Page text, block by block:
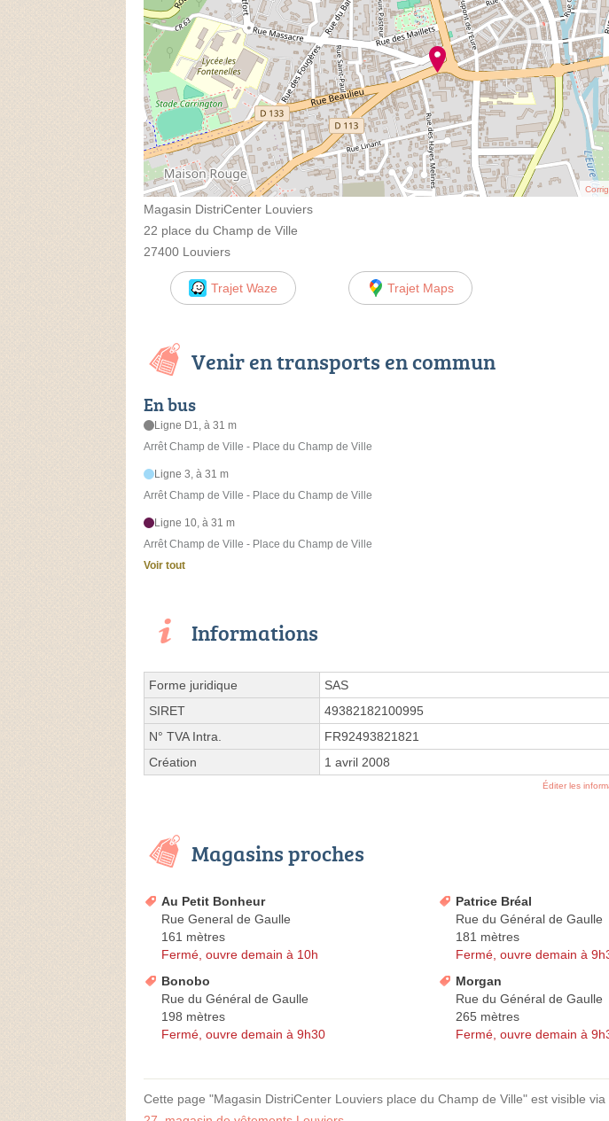
Magasin DistriCenter Louviers
22 place du Champ de Ville
27400 Louviers
Trajet Waze Trajet Maps
Venir en transports en commun
En bus
Ligne D1, à 31 m
Arrêt Champ de Ville - Place du Champ de Ville
Ligne 3, à 31 m
Arrêt Champ de Ville - Place du Champ de Ville
Ligne 10, à 31 m
Arrêt Champ de Ville - Place du Champ de Ville
Voir tout
Informations
Forme juridique
SAS
SIRET
49382182100995
N° TVA Intra.
FR92493821821
Création
1 avril 2008
Éditer les
Magasins proches
Au Petit Bonheur
Rue General de Gaulle
161 mètres
Fermé, ouvre demain à 10h
Patrice Bréal
Rue du Général de Gaulle
181 mètres
Fermé, ouvre demain à
Bonobo
Rue du Général de Gaulle
198 mètres
Fermé, ouvre demain à 9h30
Morgan
Rue du Général de Gaulle
265 mètres
Fermé, ouvre demain à
Cette page "Magasin DistriCenter Louviers place du Champ de Ville" est visible